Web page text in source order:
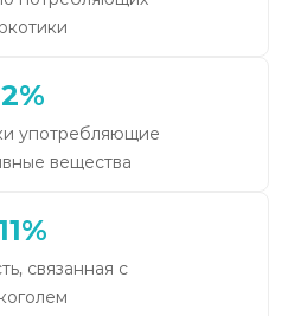
2%
употребляющие
вещества
связанная с